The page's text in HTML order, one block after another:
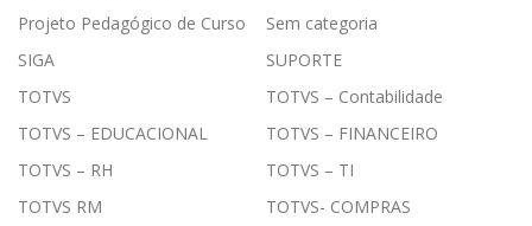
Projeto Pedagógico de Curso
Sem categoria
SIGA
SUPORTE
TOTVS
TOTVS – Contabilidade
TOTVS – EDUCACIONAL
TOTVS – FINANCEIRO
TOTVS – RH
TOTVS – TI
TOTVS RM
TOTVS- COMPRAS